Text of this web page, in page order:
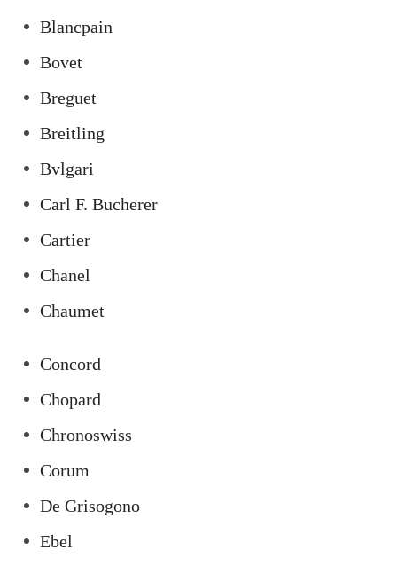
Blancpain
Bovet
Breguet
Breitling
Bvlgari
Carl F. Bucherer
Cartier
Chanel
Chaumet
Concord
Chopard
Chronoswiss
Corum
De Grisogono
Ebel